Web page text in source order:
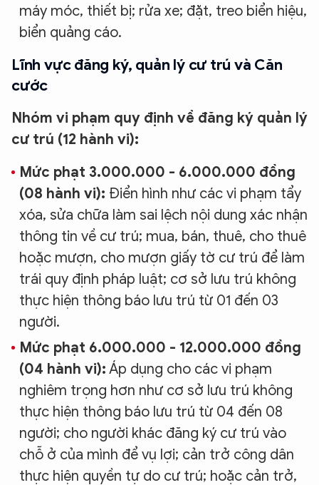
máy móc, thiết bị; rửa xe; đặt, treo biển hiệu,
biển quảng cáo.
Lĩnh vực đăng ký, quản lý cư trú và Căn
cước
Nhóm vi phạm quy định về đăng ký quản lý
cư trú (12 hành vi):
Mức phạt 3.000.000 - 6.000.000 đồng
(08 hành vi): Điển hình như các vi phạm tẩy
xóa, sửa chữa làm sai lệch nội dung xác nhận
thông tin về cư trú; mua, bán, thuê, cho thuê
hoặc mượn, cho mượn giấy tờ cư trú để làm
trái quy định pháp luật; cơ sở lưu trú không
thực hiện thông báo lưu trú từ 01 đến 03
người.
Mức phạt 6.000.000 - 12.000.000 đồng
(04 hành vi): Áp dụng cho các vi phạm
nghiêm trọng hơn như cơ sở lưu trú không
thực hiện thông báo lưu trú từ 04 đến 08
người; cho người khác đăng ký cư trú vào
chỗ ở của mình để vụ lợi; cản trở công dân
thực hiện quyền tự do cư trú; hoặc cản trở,